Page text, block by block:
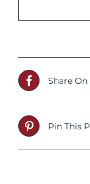
Share
Pin This